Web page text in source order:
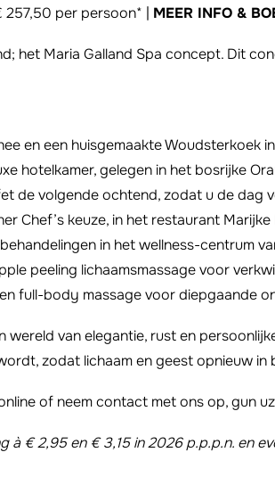
257,50 per persoon* | MEER INFO &
het Maria Galland Spa concept. Dit
en een huisgemaakte Woudsterkoek
hotelkamer, gelegen in het bosrijke
de volgende ochtend, zodat u de dag
Chef’s keuze, in het restaurant
in het wellness-centrum
peeling lichaamsmassage voor
full-body massage voor diepgaande
wereld van elegantie, rust en
zodat lichaam en geest opnieuw in
of neem contact met ons op, gun
à € 2,95 en € 3,15 in 2026 p.p.p.n. en